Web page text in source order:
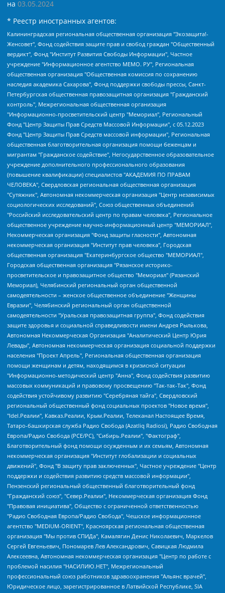
на 03.05.2024
* Реестр иностранных агентов:
Калининградская региональная общественная организация "Экозащита!-Женсовет", Фонд содействия защите прав и свобод граждан "Общественный вердикт", Фонд "Институт Развития Свободы Информации", Частное учреждение "Информационное агентство МЕМО. РУ", Региональная общественная организация "Общественная комиссия по сохранению наследия академика Сахарова", Фонд поддержки свободы прессы, Санкт-Петербургская общественная правозащитная организация "Гражданский контроль", Межрегиональная общественная организация "Информационно-просветительский центр "Мемориал", Региональный Фонд "Центр Защиты Прав Средств Массовой Информации", с 05.12.2023 Фонд "Центр Защиты Прав Средств массовой информации", Региональная общественная благотворительная организация помощи беженцам и мигрантам "Гражданское содействие", Негосударственное образовательное учреждение дополнительного профессионального образования (повышение квалификации) специалистов "АКАДЕМИЯ ПО ПРАВАМ ЧЕЛОВЕКА", Свердловская региональная общественная организация "Сутяжник", Автономная некоммерческая организация "Центр независимых социологических исследований", Союз общественных объединений "Российский исследовательский центр по правам человека", Региональное общественное учреждение научно-информационный центр "МЕМОРИАЛ", Некоммерческая организация "Фонд защиты гласности", Автономная некоммерческая организация "Институт прав человека", Городская общественная организация "Екатеринбургское общество "МЕМОРИАЛ", Городская общественная организация "Рязанское историко-просветительское и правозащитное общество "Мемориал" (Рязанский Мемориал), Челябинский региональный орган общественной самодеятельности – женское общественное объединение "Женщины Евразии", Челябинский региональный орган общественной самодеятельности "Уральская правозащитная группа", Фонд содействия защите здоровья и социальной справедливости имени Андрея Рылькова, Автономная Некоммерческая Организация "Аналитический Центр Юрия Левады", Автономная некоммерческая организация социальной поддержки населения "Проект Апрель", Региональная общественная организация помощи женщинам и детям, находящимся в кризисной ситуации "Информационно-методический центр "Анна", Фонд содействия развитию массовых коммуникаций и правовому просвещению "Так-так-Так", Фонд содействия устойчивому развитию "Серебряная тайга", Свердловский региональный общественный фонд социальных проектов "Новое время", "Idel.Реалии", Кавказ.Реалии, Крым.Реалии, Телеканал Настоящее Время, Татаро-башкирская служба Радио Свобода (Azatliq Radiosi), Радио Свободная Европа/Радио Свобода (PCE/PC), "Сибирь.Реалии", "Фактограф", Благотворительный фонд помощи осужденным и их семьям, Автономная некоммерческая организация "Институт глобализации и социальных движений", Фонд "В защиту прав заключенных", Частное учреждение "Центр поддержки и содействия развитию средств массовой информации", Пензенский региональный общественный благотворительный фонд "Гражданский союз", "Север.Реалии", Некоммерческая организация Фонд "Правовая инициатива", Общество с ограниченной ответственностью "Радио Свободная Европа/Радио Свобода", Чешское информационное агентство "MEDIUM-ORIENT", Красноярская региональная общественная организация "Мы против СПИДа", Камалягин Денис Николаевич, Маркелов Сергей Евгеньевич, Пономарев Лев Александрович, Савицкая Людмила Алексеевна, Автономная некоммерческая организация "Центр по работе с проблемой насилия "НАСИЛИЮ.НЕТ", Межрегиональный профессиональный союз работников здравоохранения "Альянс врачей", Юридическое лицо, зарегистрированное в Латвийской Республике, SIA "Medusa Project" (регистрационный номер 40103797863, дата регистрации 10.06.2014), Некоммерческая организация "Фонд по борьбе с коррупцией", Автономная некоммерческая организация "Институт права и публичной политики", Баданин Роман Сергеевич, Гликин Максим Александрович, Железнова Мария Михайловна, Лукьянова Юлия Сергеевна, Маетная Елизавета Витальевна, Маняхин Петр Борисович, Чуракова Ольга Владимировна, Ярош Юлия Петровна, Юридическое лицо "The Insider SIA", зарегистрированное в Риге, Латвийская Республика (дата регистрации 26.06.2015), являющееся администратором доменного имени интернет-издания "The Insider SIA", https://theins.ru, Постернак Алексей Евгеньевич, Рубин Михаил Аркадьевич, Анин Роман Александрович, Юридическое лицо Istories fonds, зарегистрированное в Латвийской Республике (регистрационный номер 50008295751, дата регистрации 24.02.2020), Великовский Дмитрий Александрович, Долинина Ирина Николаевна, Мароховская Алеся Алексеевна, Шлейнов Роман Юрьевич, Шмагун Олеся Валентиновна, Общество с ограниченной ответственностью "Альтаир 2021", Общество с ограниченной ответственностью "Вега 2021", Общество с ограниченной ответственностью "Главный редактор 2021", Общество с ограниченной ответственностью "Ромашки монолит", Важенков Артем Валерьевич, Ивановская областная общественная организация "Центр гендерных исследований", Гурман Юрий Альбертович, Медиапроект "ОВД-Инфо", Егоров Владимир Владимирович, Жилинский Владимир Александрович, Общество с ограниченной ответственностью "ЗП", Иванова София Юрьевна, Карезина Инна Павловна, Кильтау Екатерина Викторовна, Петров Алексей Викторович, Пискунов Сергей Евгеньевич, Смирнов Сергей Сергеевич, Тихонов Михаил Сергеевич, Общество с ограниченной ответственностью "ЖУРНАЛИСТ-ИНОСТРАННЫЙ АГЕНТ", Арапова Галина Юрьевна, Вольтская Татьяна Анатольевна, Американская компания "Mason G.E.S. Anonymous Foundation" (США), являющаяся владельцем интернет-издания https://mnews.world/, Компания "Stichting Bellingcat", зарегистрированная в Нидерландах (дата регистрации 11.07.2018), Захаров Андрей Вячеславович, Клепиковская Екатерина Дмитриевна, Общество с ограниченной ответственностью "МЕМО", Перл Роман Александрович, Симонов Евгений Алексеевич, Соловьева Елена Анатольевна, Сотников Даниил Владимирович, Сурначева Елизавета Дмитриевна, Автономная некоммерческая организация по защите прав человека и информированию населения "Якутия – Наше Мнение", Общество с ограниченной ответственностью "Москоу диджитал медиа", с 26.01.2023 Общество с ограниченной ответственностью "Чайка Белые сады", Ветошкина Валерия Валерьевна, Заговора Максим Александрович, Межрегиональное общественное движение "Российская ЛГБТ - сеть", Оленичев Максим Владимирович, Павлов Иван Юрьевич, Скворцова Елена Сергеевна, Общество с ограниченной ответственностью "Как бы инагент", Кочетков Игорь Викторович, Общество с ограниченной ответственностью "Честные выборы", Еланчик Олег Александрович, Общество с ограниченной ответственностью "Нобелевский призыв", Гималова Регина Эмилевна, Григорьев Андрей Валерьевич, Григорьева Алина Александровна, Ассоциация по содействию защите прав призывников, альтернативнослужащих и военнослужащих "Правозащитная группа "Гражданин.Армия.Право", Хисамова Регина Фаритовна, Автономная некоммерческая организация по реализации социально-правовых программ "Лилит", Дальневосточное общественное движение "Маяк", Санкт-Петербургская ЛГБТ-инициативная группа "Выход", Инициативная группа ЛГБТ+ "Реверс", Алексеев Андрей Викторович, Бекбулатова Таисия Львовна, Беляев Иван Михайлович, Владыкина Елена Сергеевна, Гельман Марат Александрович, Никульшина Вероника Юрьевна, Толоконникова Надежда Андреевна, Шендерович Виктор Анатольевич, Общество с ограниченной ответственностью "Данное сообщение", Общество с ограниченной ответственностью Издательский дом "Новая глава", Айнбиндер Александра Александровна, Московский комьюнити-центр для ЛГБТ+инициатив, Благотворительный фонд развития филантропии, Deutsche Welle (Германия, Kurt-Schumacher-Strasse 3, 53113 Bonn), Борзунова Мария Михайловна, Воробьев Виктор Викторович, Голубева Анна Львовна, Константинова Алла Михайловна, Малкова Ирина Владимировна, Мурадов Мурад Абдулгалимович, Осетинская Елизавета Николаевна, Понасенков Евгений Николаевич, Ганапольский Матвей Юрьевич, Киселев Евгений Алексеевич, Борухович Ирина Григорьевна, Дремин Иван Тимофеевич, Дубровский Дмитрий Викторович, Красноярская региональная общественная организация поддержки и развития альтернативных образовательных технологий и межкультурных коммуникаций "ИНТЕРРА", Маяковская Екатерина Алексеевна, Фейгин Марк Захарович, Филимонов Андрей Викторович, Дзугкоева Регина Николаевна, Доброхотов Роман Александрович, Дудь Юрий Александрович, Елкин Сергей Владимирович, Кругликов Кирилл Игоревич, Сабунаева Мария Леонидовна, Семенов Алексей Владимирович, Шаинян Карен Багратович, Шульман Екатерина Михайловна, Асафьев Артур Валерьевич, Вахштайн Виктор Семенович, Венедиктов Алексей Алексеевич, Лушникова Екатерина Евгеньевна, Волков Леонид Михайлович, Невзоров Александр Глебович, Пархоменко Сергей Борисович, Сироткин Ярослав Николаевич, Кара-Мурза Владимир Владимирович, Баранова Наталья Владимировна, Гозман Леонид Яковлевич, Кагарлицкий Борис Юльевич, Климарев Михаил Валерьевич, Милов Владимир Станиславович, Автономная некоммерческая организация Краснодарский центр современного искусства "Типография", Моргенштерн Алишер Тагирович, Соболь Любовь Эдуардовна, Общество с ограниченной ответственностью "ЛИЗА НОРМ", Каспаров Гарри Кимович, Ходорковский Михаил Борисович, Общество с ограниченной ответственностью "Апрельские тезисы", Данилович Ирина Брониславовна, Кашин Олег Владимирович, Петров Николай Владимирович, Пивоваров Алексей Владимирович, Соколов Михаил Владимирович, Цветкова Юлия Владимировна, Чичваркин Евгений Александрович, Комитет против пыток/Команда против пыток, Общество с ограниченной ответственностью "Первый научный", Общество с ограниченной ответственностью "Вертолет и ко", Белоцерковская Вероника Борисовна, Кац Максим Евгеньевич, Лазарева Татьяна Юрьевна, Шаведдинов Руслан Табризович, Яшин Илья Валерьевич, Общество с ограниченной ответственностью "Иноагент ААВ", Алешковский Дмитрий Петрович, Альбац Евгения Марковна, Быков Дмитрий Львович, Галямина Юлия Евгеньевна, Лойко Сергей Леонидович, Мартынов Кирилл Константинович, Медведев Сергей Александрович, Крашенинников Федор Геннадиевич, Гордеева Катерина Вл